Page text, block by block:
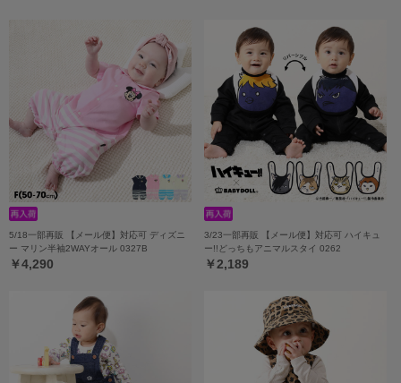
5/18一部再販 【メール便】対応可 ディズニ
ー マリン半袖2WAYオール 0327B
￥4,290
3/23一部再販 【メール便】対応可 ハイキュ
ー!!どっちもアニマルスタイ 0262
￥2,189